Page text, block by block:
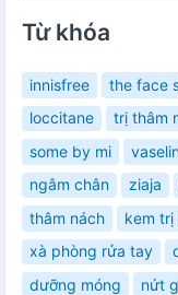
Từ khóa
innisfree the face
loccitane
trị thâm
some by mi
ngâm chân
ziaja
thâm nách
kem trị
xà phòng rửa tay
dưỡng móng
nứt